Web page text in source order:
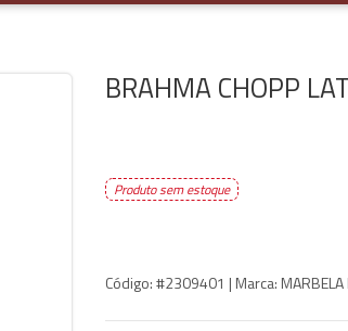
BRAHMA CHOPP
Produto sem estoque
Código:#2309401 | Marca: